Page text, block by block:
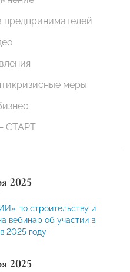
предпринимателей
меры
СТАРТ
2025
по строительству и
вебинар об участии в
2025 году
2025